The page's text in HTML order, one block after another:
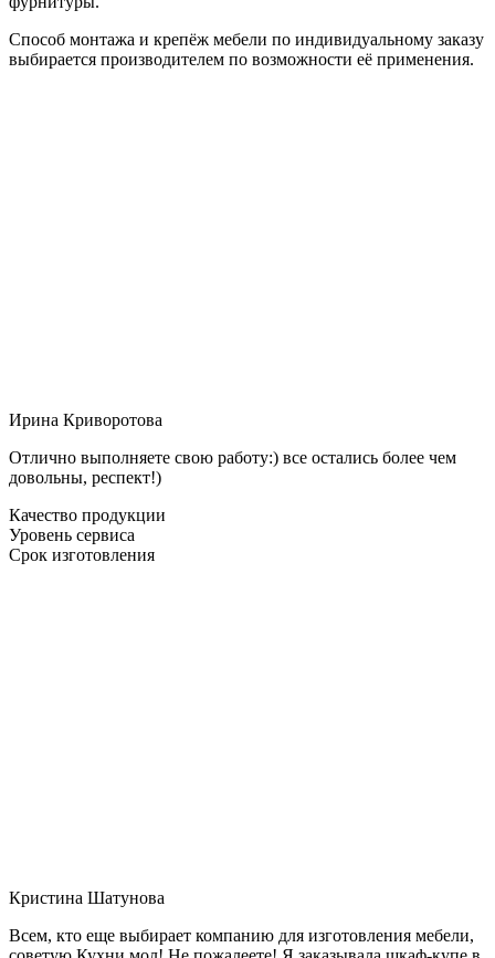
Способ монтажа и крепёж мебели по индивидуальному заказу
выбирается производителем по возможности её применения.
Ирина Криворотова
Отлично выполняете свою работу:) все остались более чем
довольны, респект!)
Качество продукции
Уровень сервиса
Срок изготовления
Кристина Шатунова
Всем, кто еще выбирает компанию для изготовления мебели,